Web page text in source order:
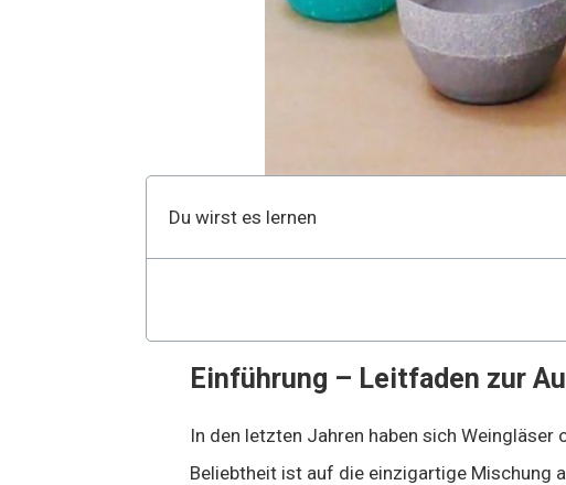
Du wirst es lernen
Einführung – Leitfaden zur
In den letzten Jahren haben sich
Beliebtheit ist auf die einzigartige Mischung